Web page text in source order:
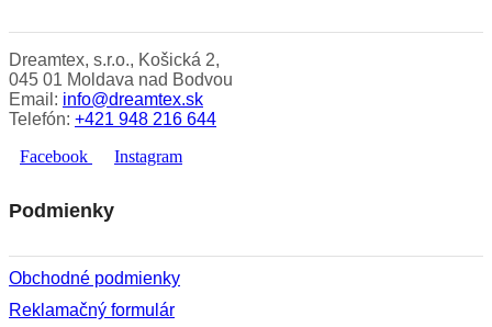
Dreamtex, s.r.o., Košická 2,
045 01 Moldava nad Bodvou
Email: info@dreamtex.sk
Telefón: +421 948 216 644
Facebook
Instagram
Podmienky
Obchodné podmienky
Reklamačný formulár